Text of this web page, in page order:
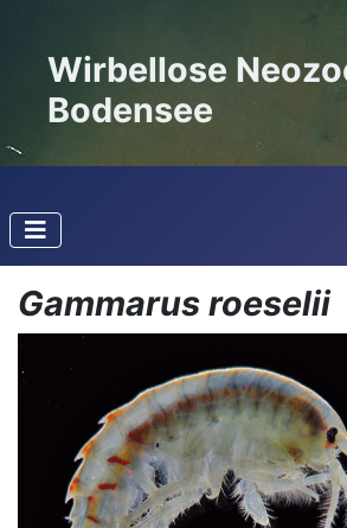
Wirbellose
Bodensee
Gammarus roeselii